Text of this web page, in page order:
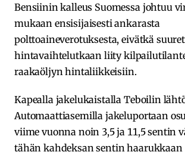
Bensiinin kalleus Suomessa johtuu
mukaan ensisijaisesti ankarasta
polttoaineverotuksesta, eivätkä suuret
hintavaihtelutkaan liity
raakaöljyn hintaliikkeisiin.
Kapealla jakelukaistalla Teboilin
Automaattiasemilla jakeluportaan
viime vuonna noin 3,5 ja 11,5 sentin
tähän kahdeksan sentin